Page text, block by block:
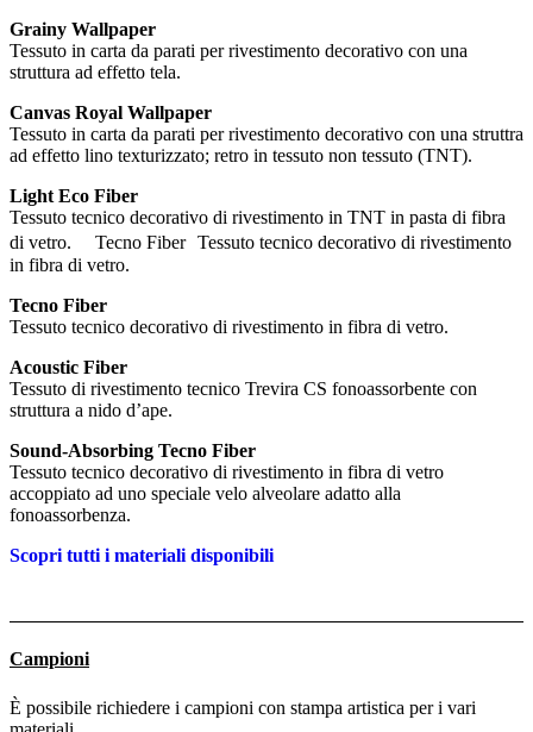
Grainy Wallpaper
Tessuto in carta da parati per rivestimento decorativo con una
struttura ad effetto tela.
Canvas Royal Wallpaper
Tessuto in carta da parati per rivestimento decorativo con una struttra
ad effetto lino texturizzato; retro in tessuto non tessuto (TNT).
Light Eco Fiber
Tessuto tecnico decorativo di rivestimento in TNT in pasta di fibra
di vetro. Tecno Fiber Tessuto tecnico decorativo di rivestimento
in fibra di vetro.
Tecno Fiber
Tessuto tecnico decorativo di rivestimento in fibra di vetro.
Acoustic Fiber
Tessuto di rivestimento tecnico Trevira CS fonoassorbente con
struttura a nido d’ape.
Sound-Absorbing Tecno Fiber
Tessuto tecnico decorativo di rivestimento in fibra di vetro
accoppiato ad uno speciale velo alveolare adatto alla
fonoassorbenza.
Scopri tutti i materiali disponibili
Campioni
È possibile richiedere i campioni con stampa artistica per i vari